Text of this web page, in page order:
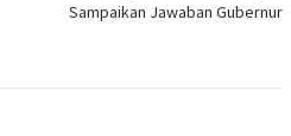
Sampaikan Jawaban Gubernur